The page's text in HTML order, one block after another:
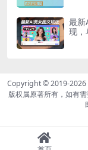
最新
现，
Copyright © 2019-2026
版权属原著所有，如有